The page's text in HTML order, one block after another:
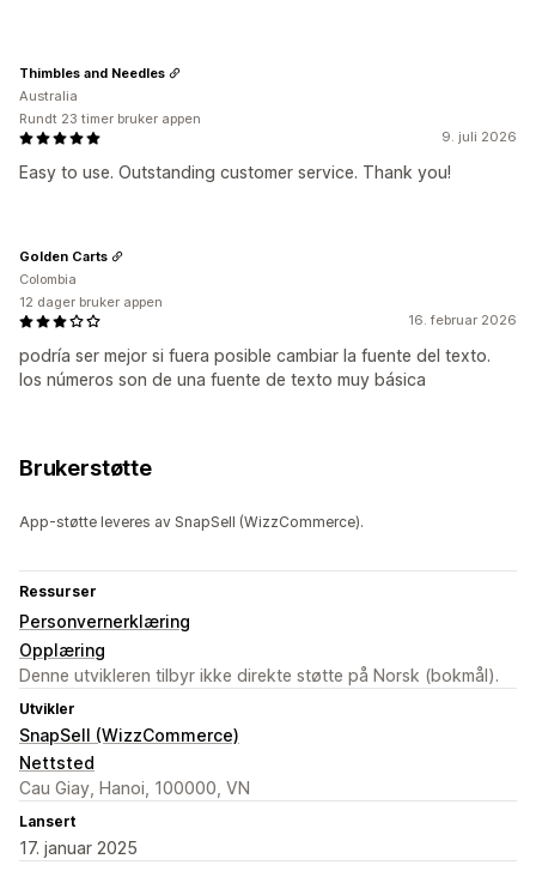
9. juli 2026
Easy to use. Outstanding customer service. Thank you!
Thimbles and Needles
Australia
Rundt 23 timer bruker appen
16. februar 2026
podría ser mejor si fuera posible cambiar la fuente del texto.
los números son de una fuente de texto muy básica
Golden Carts
Colombia
12 dager bruker appen
Brukerstøtte
App-støtte leveres av SnapSell (WizzCommerce).
Ressurser
Personvernerklæring
Opplæring
Denne utvikleren tilbyr ikke direkte støtte på Norsk (bokmål).
Utvikler
SnapSell (WizzCommerce)
Nettsted
Cau Giay, Hanoi, 100000, VN
Lansert
17. januar 2025